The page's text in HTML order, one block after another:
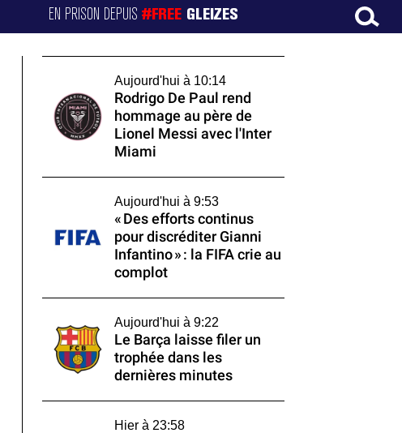
EN PRISON DEPUIS#FREE GLEIZES
Aujourd'hui à 10:14
Rodrigo De Paul rend
hommage au père de
Lionel Messi avec l'Inter
Miami
Aujourd'hui à 9:53
« Des efforts continus
pour discréditer Gianni
Infantino » : la FIFA crie au
complot
Aujourd'hui à 9:22
Le Barça laisse filer un
trophée dans les
dernières minutes
Hier à 23:58